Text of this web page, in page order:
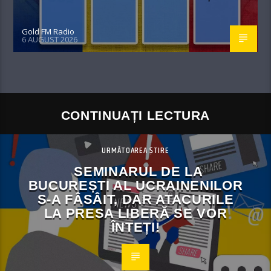
Gold FM Radio
6 AUGUST 2026
CONTINUAȚI LECTURA
URMĂTOAREA ȘTIRE
SEMINARUL DE LA
BUCUREȘTI AL UCRAINENILOR
S-A FÂSÂIT, DAR ATACURILE
LA PRESA LIBERĂ SE VOR
ÎNTEȚI!